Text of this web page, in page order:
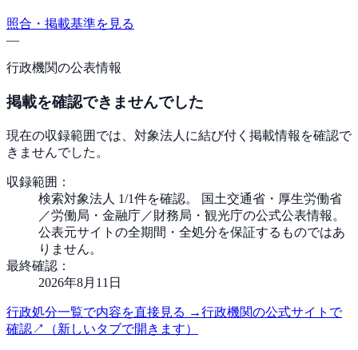
照合・掲載基準を見る
—
行政機関の公表情報
掲載を確認できませんでした
現在の収録範囲では、対象法人に結び付く掲載情報を確認で
きませんでした。
収録範囲：
検索対象法人 1/1件を確認。 国土交通省・厚生労働省
／労働局・金融庁／財務局・観光庁の公式公表情報。
公表元サイトの全期間・全処分を保証するものではあ
りません。
最終確認：
2026年8月11日
行政処分一覧で内容を直接見る →行政機関の公式サイトで
確認↗ （新しいタブで開きます）